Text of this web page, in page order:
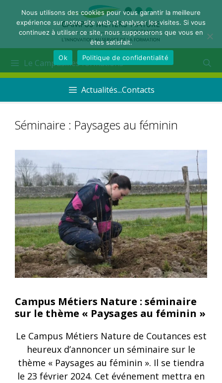
Le Campus...les formations
Actualités...Contacts
Séminaire : Paysages au féminin
Campus Métiers Nature : séminaire
sur le thème « Paysages au féminin »
Le Campus Métiers Nature de Coutances est
heureux d’annoncer un séminaire sur le
thème « Paysages au féminin ». Il se tiendra
le 23 février 2024. Cet événement mettra en
Nous utilisons des cookies pour vous garantir la meilleure
expérience sur notre site web et analyser les visites. Si vous
continuez à utiliser ce site, nous supposerons que vous en
êtes satisfait.
Ok
Politique de confidentialité